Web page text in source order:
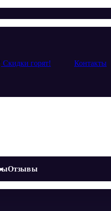
Скидки горят! Контакты
Отзывы